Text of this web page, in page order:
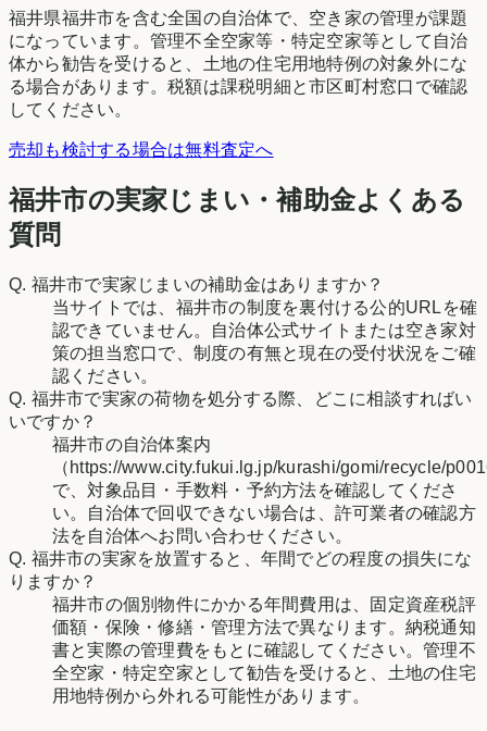
福井県福井市を含む全国の自治体で、空き家の管理が課題
になっています。管理不全空家等・特定空家等として自治
体から勧告を受けると、土地の住宅用地特例の対象外にな
る場合があります。税額は課税明細と市区町村窓口で確認
してください。
売却も検討する場合は無料査定へ
福井市の実家じまい・補助金よくある
質問
Q. 福井市で実家じまいの補助金はありますか？
当サイトでは、福井市の制度を裏付ける公的URLを確
認できていません。自治体公式サイトまたは空き家対
策の担当窓口で、制度の有無と現在の受付状況をご確
認ください。
Q. 福井市で実家の荷物を処分する際、どこに相談すればい
いですか？
福井市の自治体案内
（https://www.city.fukui.lg.jp/kurashi/gomi/recycle/
で、対象品目・手数料・予約方法を確認してくださ
い。自治体で回収できない場合は、許可業者の確認方
法を自治体へお問い合わせください。
Q. 福井市の実家を放置すると、年間でどの程度の損失にな
りますか？
福井市の個別物件にかかる年間費用は、固定資産税評
価額・保険・修繕・管理方法で異なります。納税通知
書と実際の管理費をもとに確認してください。管理不
全空家・特定空家として勧告を受けると、土地の住宅
用地特例から外れる可能性があります。